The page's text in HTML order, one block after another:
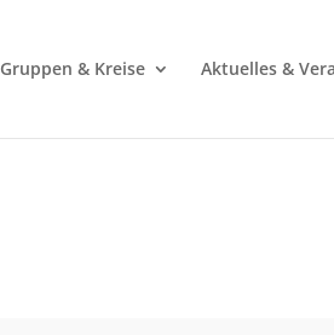
Gruppen & Kreise Aktuelles &